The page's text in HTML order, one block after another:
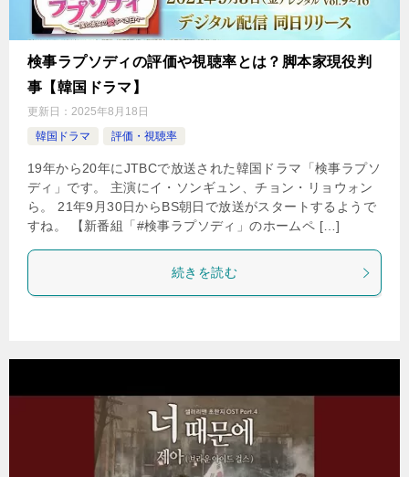
検事ラプソディの評価や視聴率とは？脚本家現役判
事【韓国ドラマ】
更新日： 2025年8月18日
韓国ドラマ
評価・視聴率
19年から20年にJTBCで放送された韓国ドラマ「検事ラプソ
ディ」です。 主演にイ・ソンギュン、チョン・リョウォン
ら。 21年9月30日からBS朝日で放送がスタートするようで
すね。 【新番組「#検事ラプソディ」のホームペ […]
続きを読む